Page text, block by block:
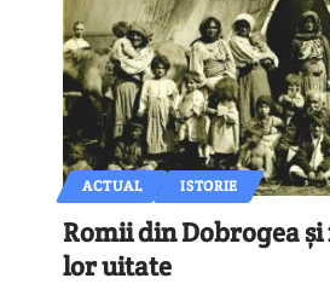
ACTUAL ISTORIE
Romii din Dobrogea
lor uitate